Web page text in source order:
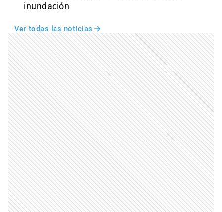
inundación
Ver todas las noticias